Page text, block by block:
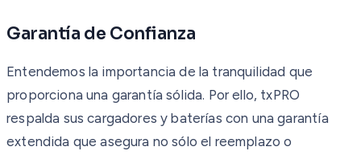
Garantía de Confianza
Entendemos la importancia de la tranquilidad que
proporciona una garantía sólida. Por ello, txPRO
respalda sus cargadores y baterías con una garantía
extendida que asegura no sólo el reemplazo o